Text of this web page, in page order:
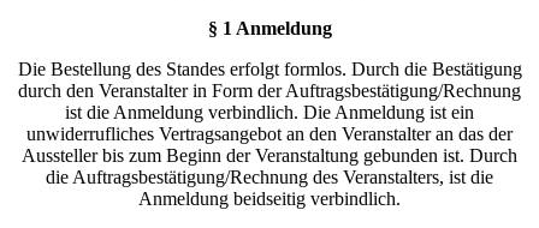
§ 1 Anmeldung
Die Bestellung des Standes erfolgt formlos. Durch die Bestätigung
durch den Veranstalter in Form der Auftragsbestätigung/Rechnung
ist die Anmeldung verbindlich. Die Anmeldung ist ein
unwiderrufliches Vertragsangebot an den Veranstalter an das der
Aussteller bis zum Beginn der Veranstaltung gebunden ist. Durch
die Auftragsbestätigung/Rechnung des Veranstalters, ist die
Anmeldung beidseitig verbindlich.